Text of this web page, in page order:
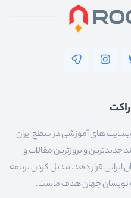
های آموزشی در سطح ایران
جدیدترین و بروزترین مقالات و
ایرانی قرار دهد. تبدیل کردن برنامه
نویسان جهان هدف ماست.